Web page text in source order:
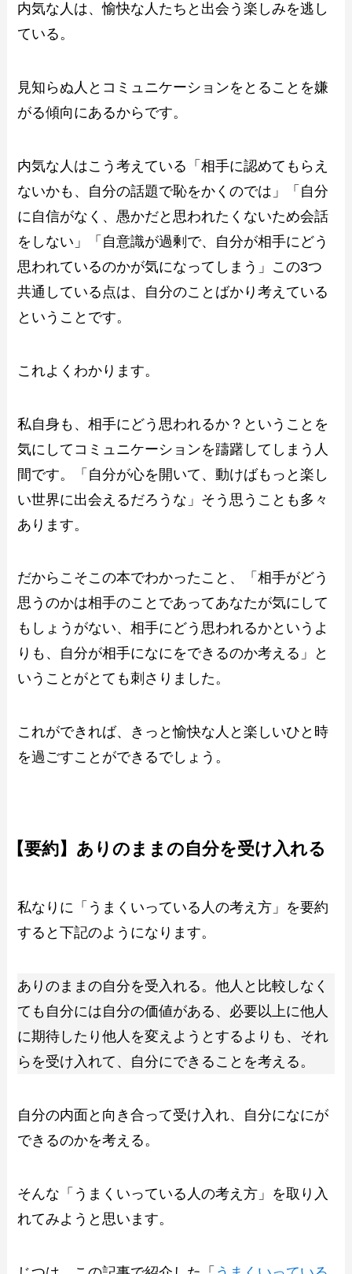
内気な人は、愉快な人たちと出会う楽しみを逃し
ている。
見知らぬ人とコミュニケーションをとることを嫌
がる傾向にあるからです。
内気な人はこう考えている「相手に認めてもらえ
ないかも、自分の話題で恥をかくのでは」「自分
に自信がなく、愚かだと思われたくないため会話
をしない」「自意識が過剰で、自分が相手にどう
思われているのかが気になってしまう」この3つ
共通している点は、自分のことばかり考えている
ということです。
これよくわかります。
私自身も、相手にどう思われるか？ということを
気にしてコミュニケーションを躊躇してしまう人
間です。「自分が心を開いて、動けばもっと楽し
い世界に出会えるだろうな」そう思うことも多々
あります。
だからこそこの本でわかったこと、「相手がどう
思うのかは相手のことであってあなたが気にして
もしょうがない、相手にどう思われるかというよ
りも、自分が相手になにをできるのか考える」と
いうことがとても刺さりました。
これができれば、きっと愉快な人と楽しいひと時
を過ごすことができるでしょう。
【要約】ありのままの自分を受け入れる
私なりに「うまくいっている人の考え方」を要約
すると下記のようになります。
ありのままの自分を受入れる。他人と比較しなく
ても自分には自分の価値がある、必要以上に他人
に期待したり他人を変えようとするよりも、それ
らを受け入れて、自分にできることを考える。
自分の内面と向き合って受け入れ、自分になにが
できるのかを考える。
そんな「うまくいっている人の考え方」を取り入
れてみようと思います。